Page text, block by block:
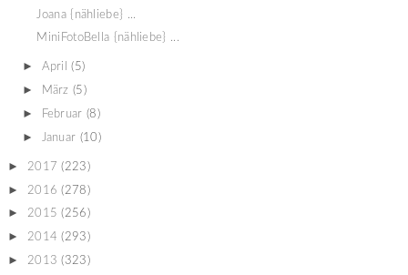
Joana {nähliebe} ...
MiniFotoBella {nähliebe} ...
► April (5)
► März (5)
► Februar (8)
► Januar (10)
► 2017 (223)
► 2016 (278)
► 2015 (256)
► 2014 (293)
► 2013 (323)